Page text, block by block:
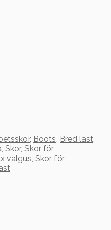
, Boots Bred läst
Skor, Skor för
valgus Skor för